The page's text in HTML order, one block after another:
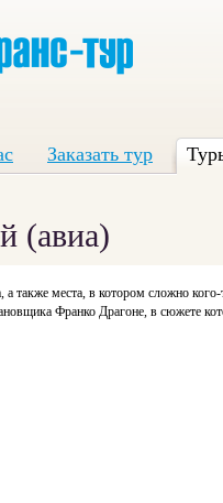
Заказать тур
(авиа)
также места, в котором сложно
Франко Драгоне, в сюжете